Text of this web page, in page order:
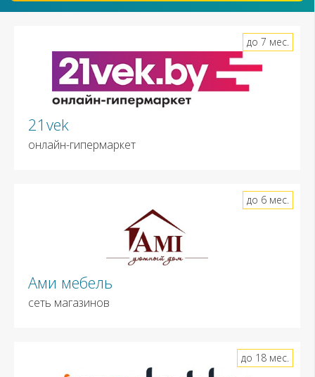
21vek
онлайн-гипермаркет
до 7 мес.
Ами мебель
сеть магазинов
до 6 мес.
до 18 мес.